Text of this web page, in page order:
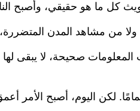
كل ما هو حقيقي، وأصبح
ولا من مشاهد المدن
المعلومات صحيحة، لا يبقى